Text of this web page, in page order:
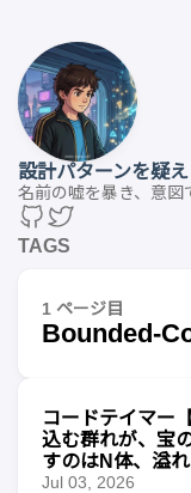
設計パターンを疑え
名前の嘘を暴き、意図
TAGS
1 ページ目
Bounded-
コードテイマー
込む群れが、宝
すのはN体、溢
Jul 03, 2026